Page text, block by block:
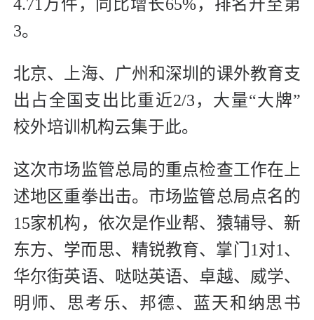
4.71万件，同比增长65%，排名升至第
3。
北京、上海、广州和深圳的课外教育支
出占全国支出比重近2/3，大量“大牌”
校外培训机构云集于此。
这次市场监管总局的重点检查工作在上
述地区重拳出击。市场监管总局点名的
15家机构，依次是作业帮、猿辅导、新
东方、学而思、精锐教育、掌门1对1、
华尔街英语、哒哒英语、卓越、威学、
明师、思考乐、邦德、蓝天和纳思书